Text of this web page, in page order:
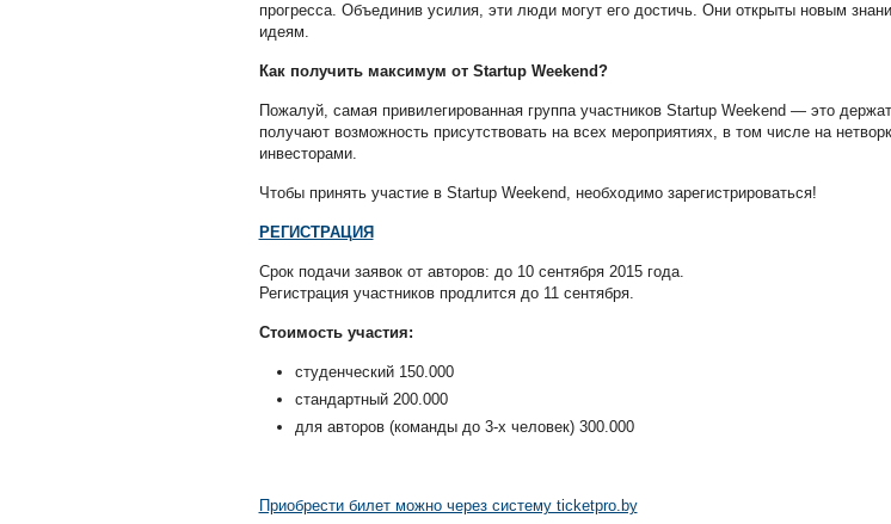
прогресса. Объединив усилия, эти люди могут его достичь. Они открыты новым
идеям.
Как получить максимум от Startup Weekend?
Пожалуй, самая привилегированная группа участников Startup Weekend — это
получают возможность присутствовать на всех мероприятиях, в том числе на
инвесторами.
Чтобы принять участие в Startup Weekend, необходимо зарегистрироваться!
РЕГИСТРАЦИЯ
Срок подачи заявок от авторов: до 10 сентября 2015 года.
Регистрация участников продлится до 11 сентября.
Стоимость участия:
студенческий 150.000
стандартный 200.000
для авторов (команды до 3-х человек) 300.000
Приобрести билет можно через систему ticketpro.by